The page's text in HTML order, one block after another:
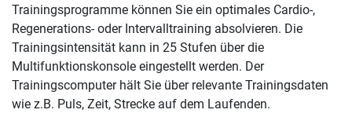
Trainingsprogramme können Sie ein optimales Cardio-,
Regenerations- oder Intervalltraining absolvieren. Die
Trainingsintensität kann in 25 Stufen über die
Multifunktionskonsole eingestellt werden. Der
Trainingscomputer hält Sie über relevante Trainingsdaten
wie z.B. Puls, Zeit, Strecke auf dem Laufenden.